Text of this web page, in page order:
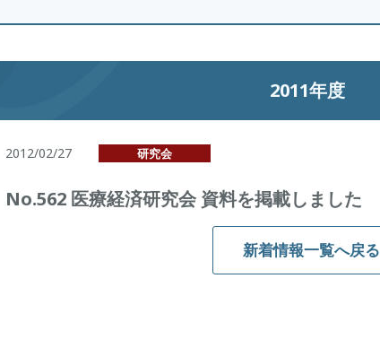
2011年度
2012/02/27 研究会
No.562 医療経済研究会 資料を掲載しました
新着情報一覧へ戻る